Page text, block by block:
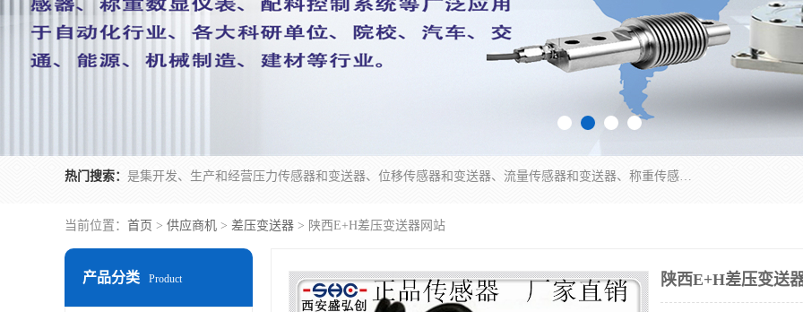
热门搜索： 是集开发、生产和经营压力传感器和变送器、位移传感器和变送器、流量传感器和变送器、称重传感器和变送器、测力传感器和变送器、温湿度传感器和变送器、扭矩传感器、智能数显控制仪表等产品的化高新技术企业。
当前位置： 首页 > 供应商机 > 差压变送器 > 陕西E+H差压变送器网站
产品分类 Product 陕西E+H差压变送